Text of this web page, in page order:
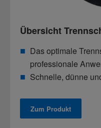
Übersicht
Das optimale
professionale
Schnelle, dünne
Zum Produkt